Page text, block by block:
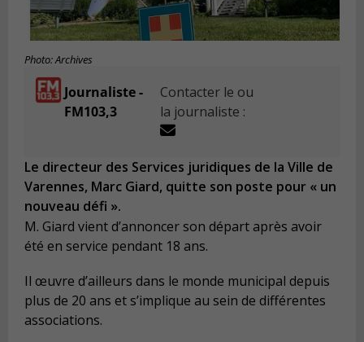
Photo: Archives
Journaliste -
FM103,3
Contacter le ou
la journaliste :
Le directeur des Services juridiques de la Ville de
Varennes, Marc Giard, quitte son poste pour « un
nouveau défi ».
M. Giard vient d’annoncer son départ après avoir
été en service pendant 18 ans.
Il œuvre d’ailleurs dans le monde municipal depuis
plus de 20 ans et s’implique au sein de différentes
associations.